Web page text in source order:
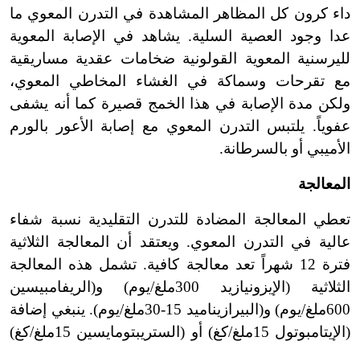
داء كرون كل المظاهر المشاهدة في التدرن المعوي ما
عدا وجود العصية السلية. يشاهد في الإصابة المعوية
لليرسنية المعوية القولونية ضخامات عقدية مساريقية
مع تقرحات وسماكة في الغشاء المخاطي المعوي،
ولكن مدة الإصابة في هذا الخمج قصيرة كما أنه يشفى
عفوياً. يلتبس التدرن المعوي مع إصابة الأعور بالورم
الأميبي أو بالسرطانة.
المعالجة
تعطي المعالجة المضادة للتدرن التقليدية نسبة شفاء
عالية في التدرن المعوي. ويعتقد أن المعالجة الثلاثية
فترة 12 شهراً تعد معالجة كافية. تشمل هذه المعالجة
الثلاثية (الإيزونيازيد 300ملغ/يوم) و(الريفامبيسين
600ملغ/يوم) و(البيرازيناميد 15-30ملغ/يوم). ينبغي إضافة
(الإيتامبوتول 15ملغ/كغ) أو (الستريبتومايسين 15ملغ/كغ)